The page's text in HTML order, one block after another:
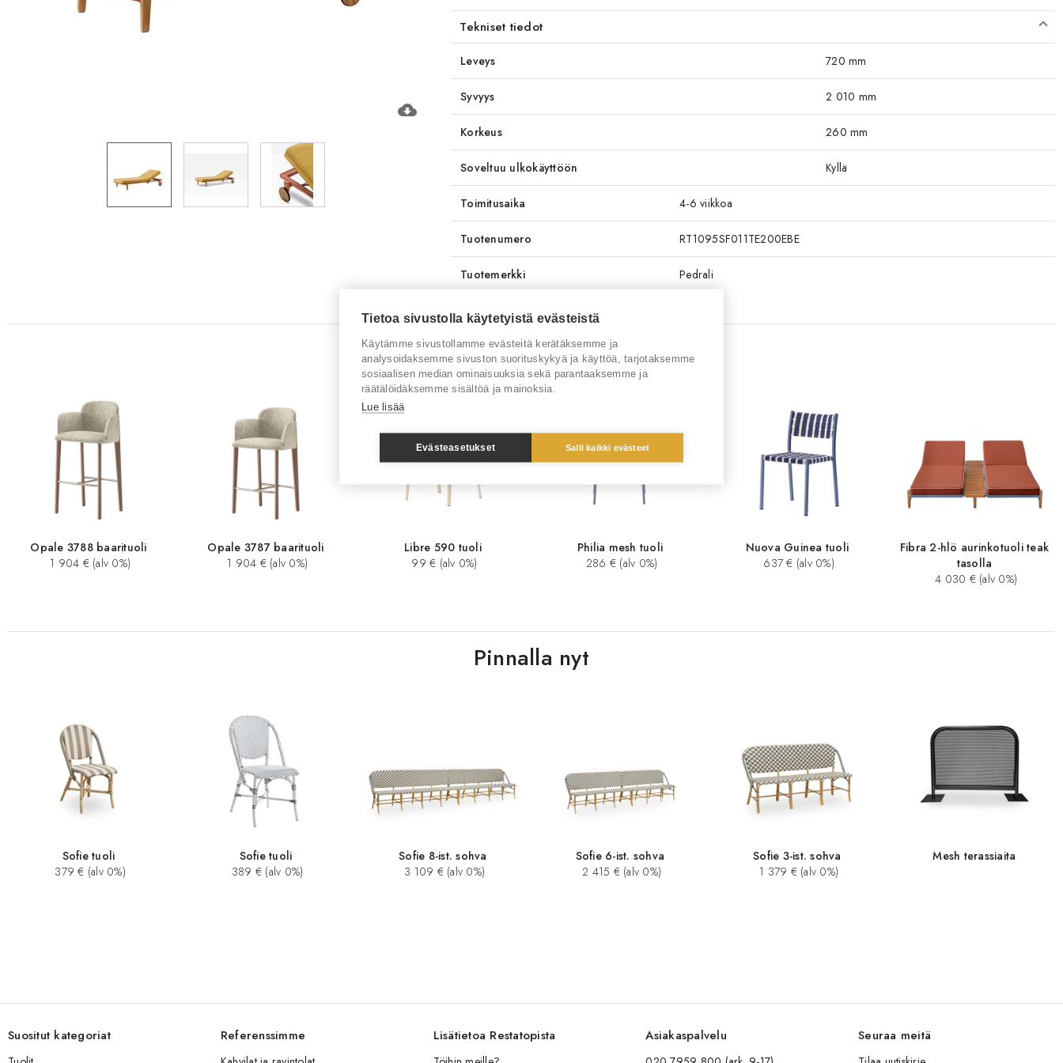
cloud_download
Tekniset tiedot
Leveys 720 mm
Syvyys 2 010 mm
Korkeus 260 mm
Soveltuu ulkokäyttöön Kyllä
Toimitusaika 4-6 viikkoa
Tuotenumero RT1095SF011TE200EBE
Tuotemerkki Pedrali
Sinua saattaisi kiinnostaa myös
Opale 3788 baarituoli
1 904 € (alv 0%)
Opale 3787 baarituoli
1 904 € (alv 0%)
Libre 590 tuoli
99 € (alv 0%)
Philia mesh tuoli
286 € (alv 0%)
Nuova Guinea tuoli
637 € (alv 0%)
Fibra 2-hlö aurinkotuoli teak
tasolla
4 030 € (alv 0%)
Pinnalla nyt
Sofie tuoli
379 € (alv 0%)
Sofie tuoli
389 € (alv 0%)
Sofie 8-ist. sohva
3 109 € (alv 0%)
Sofie 6-ist. sohva
2 415 € (alv 0%)
Sofie 3-ist. sohva
1 379 € (alv 0%)
Mesh terassiaita
Suositut kategoriat Referenssimme Lisätietoa Restatopista Asiakaspalvelu Seuraa meitä
Tietoa sivustolla käytetyistä evästeistä
Käytämme sivustollamme evästeitä kerätäksemme ja
analysoidaksemme sivuston suorituskykyä ja käyttöä, tarjotaksemme
sosiaalisen median ominaisuuksia sekä parantaaksemme ja
räätälöidäksemme sisältöä ja mainoksia.
Lue lisää
Evästeasetukset Salli kaikki evästeet